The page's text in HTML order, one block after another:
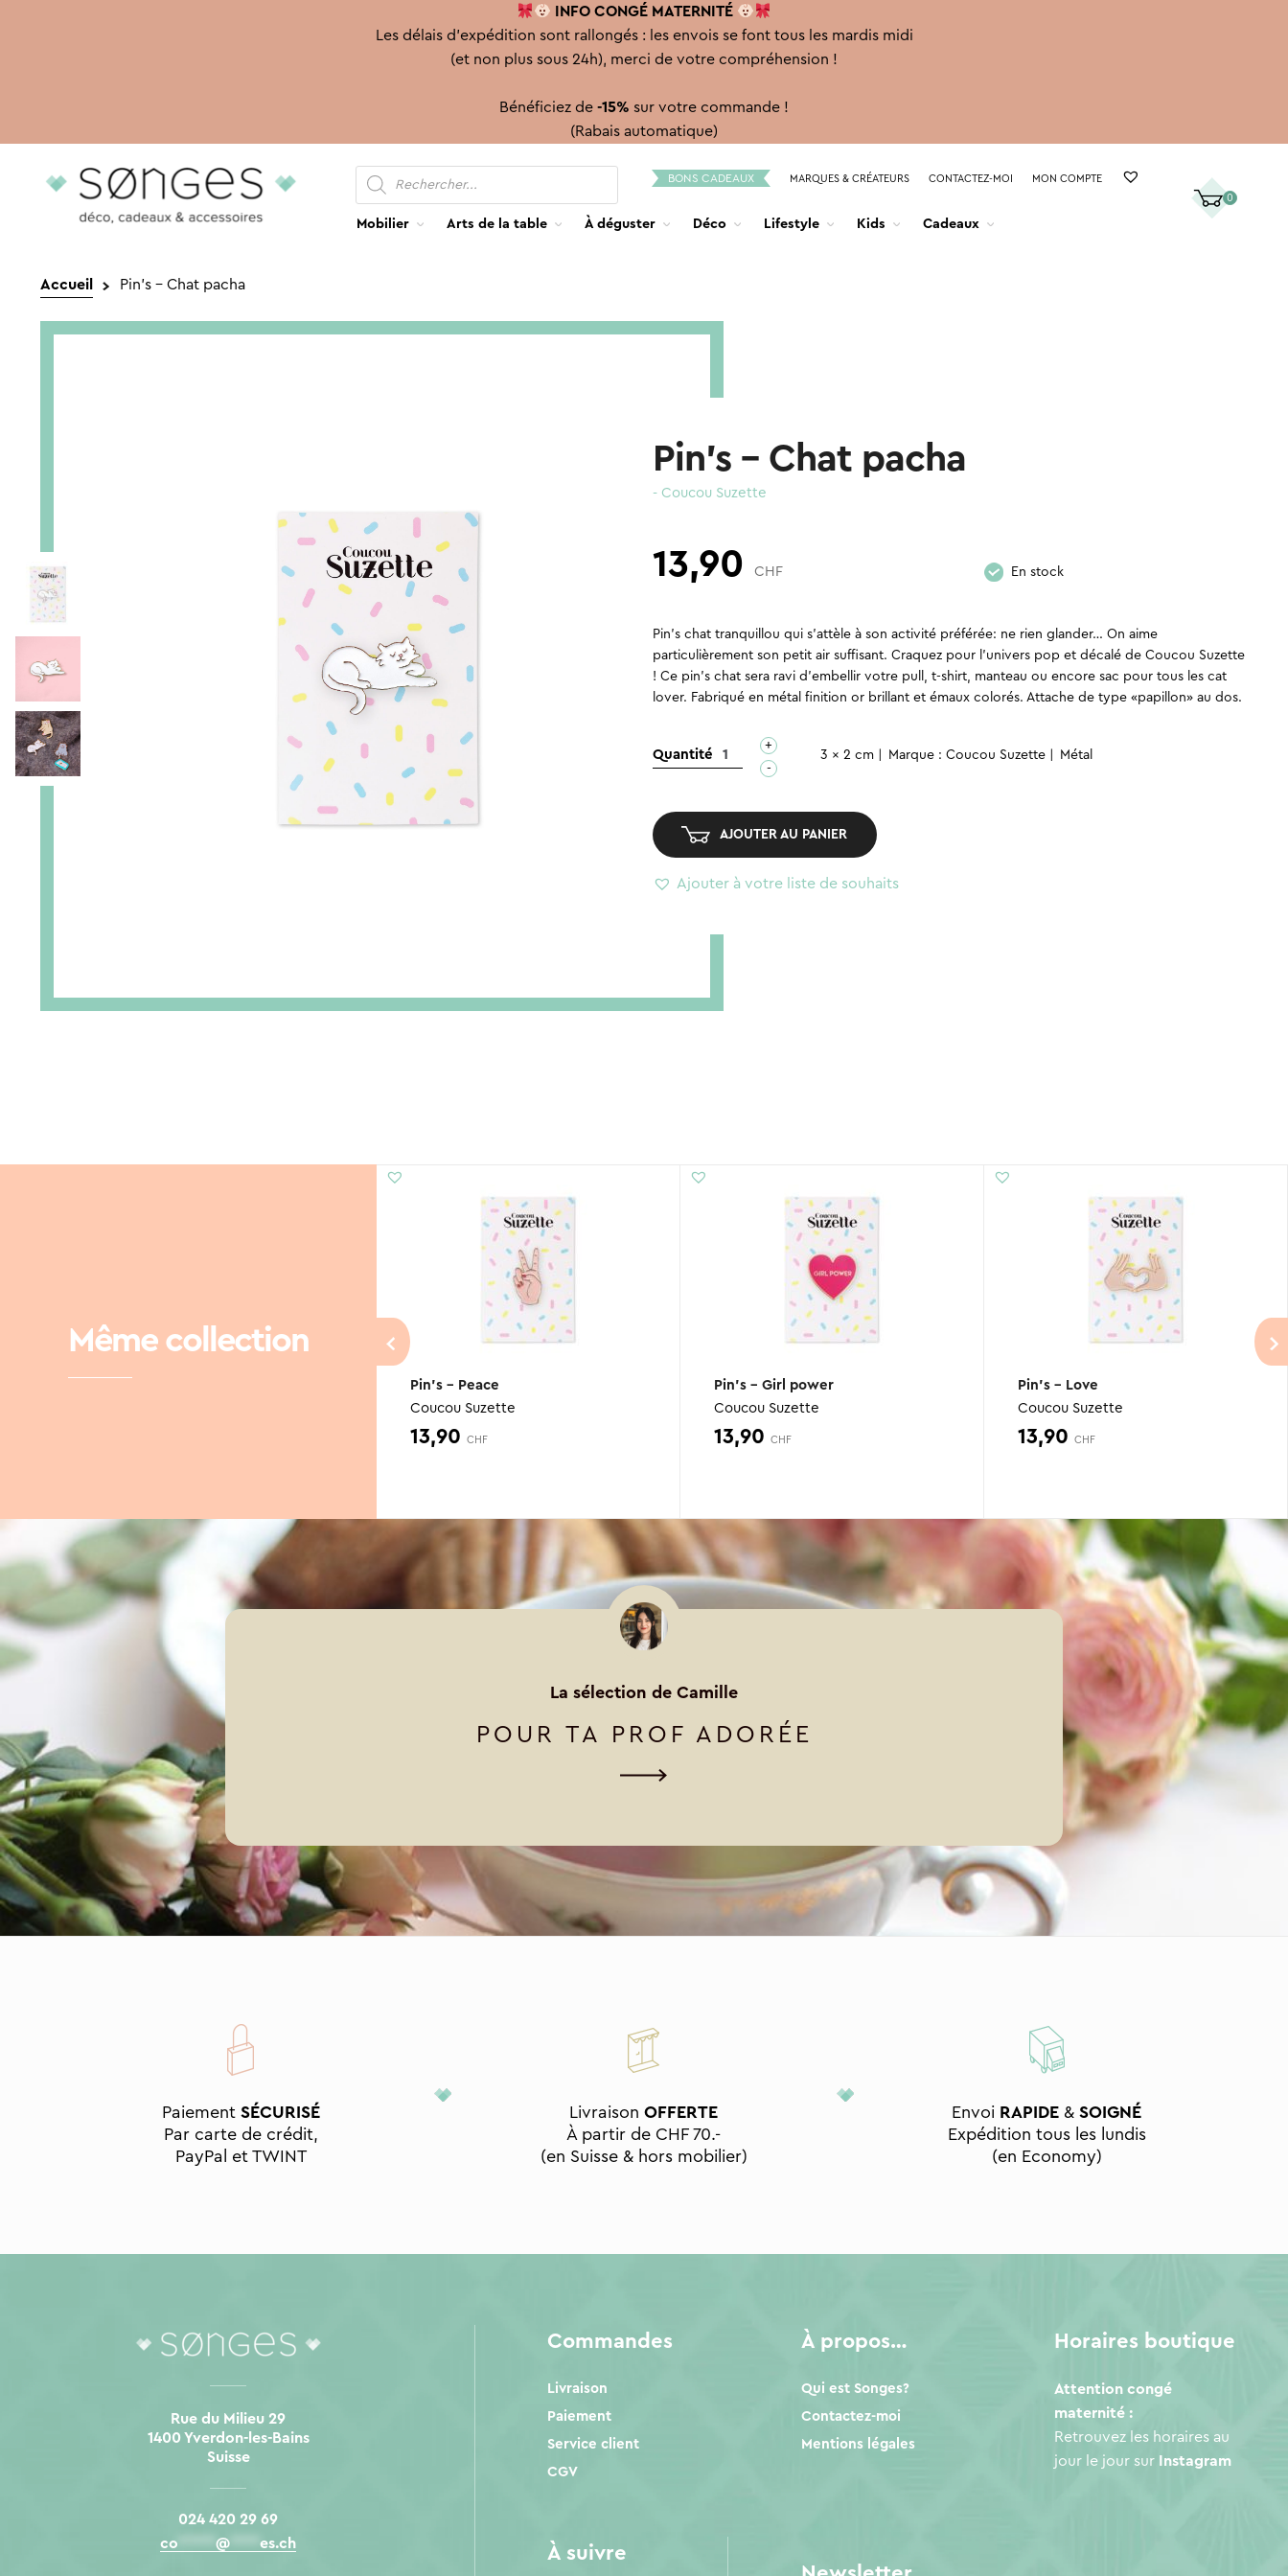
INFO CONGÉ MATERNITÉ
Les délais d'expédition sont rallongés : les envois se font tous les mardis midi
(et non plus sous 24h), merci de votre compréhension !
Bénéficiez de -15% sur votre commande !
(Rabais automatique)
Aller
Aller
contenu
Recherche
de
produits
BONS CADEAUX MARQUES & CRÉATEURS CONTACTEZ-MOI MON COMPTE
Mobilier Arts de la table À déguster Déco Lifestyle Kids Cadeaux
0
Accueil Pin’s – Chat pacha
Pin’s – Chat pacha
- Coucou Suzette
13,90CHF En stock
Pin’s chat tranquillou qui s’attèle à son activité préférée: ne rien glander… On aime
particulièrement son petit air suffisant. Craquez pour l’univers pop et décalé de Coucou Suzette
! Ce pin’s chat sera ravi d’embellir votre pull, t-shirt, manteau ou encore sac pour tous les cat
lover. Fabriqué en métal finition or brillant et émaux colorés. Attache de type «papillon» au dos.
Quantité quantité+
-
3 x 2 cm Marque : Coucou Suzette Métal
AJOUTER AU PANIER
Ajouter à votre liste de souhaits
Même collection
Pin’s – Peace
Coucou Suzette
13,90 CHF
Pin’s – Girl power
Coucou Suzette
13,90 CHF
Pin’s – Love
Coucou Suzette
13,90 CHF
La sélection de Camille
POUR TA PROF ADORÉE
PaiementSÉCURISÉ
Par carte de crédit,
PayPal et TWINT
LivraisonOFFERTE
À partir de CHF 70.-
(en Suisse & hors mobilier)
Envoi RAPIDE &SOIGNÉ
Expédition tous les lundis
(en Economy)
Rue du Milieu 29
1400 Yverdon-les-Bains
Suisse
024 420 29 69
co *****@ ****es.ch
Commandes
Livraison
Paiement
Service client
CGV
À suivre
À propos…
Qui est Songes?
Contactez-moi
Mentions légales
Horaires boutique
Attention congé
maternité :
Retrouvez les horaires au
jour le jour sur
Instagram